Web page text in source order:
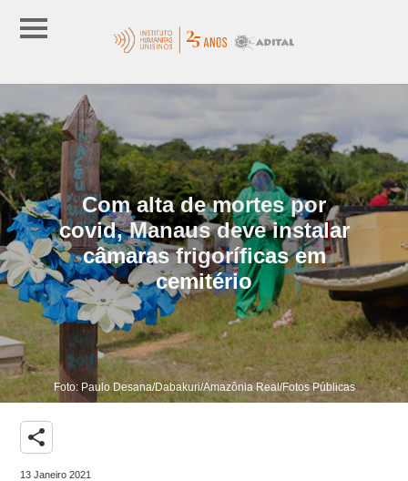
Com alta de mortes por
covid, Manaus deve instalar
câmaras frigoríficas em
cemitério
Foto: Paulo Desana/Dabakuri/Amazônia Real/Fotos Públicas
share
13 Janeiro 2021